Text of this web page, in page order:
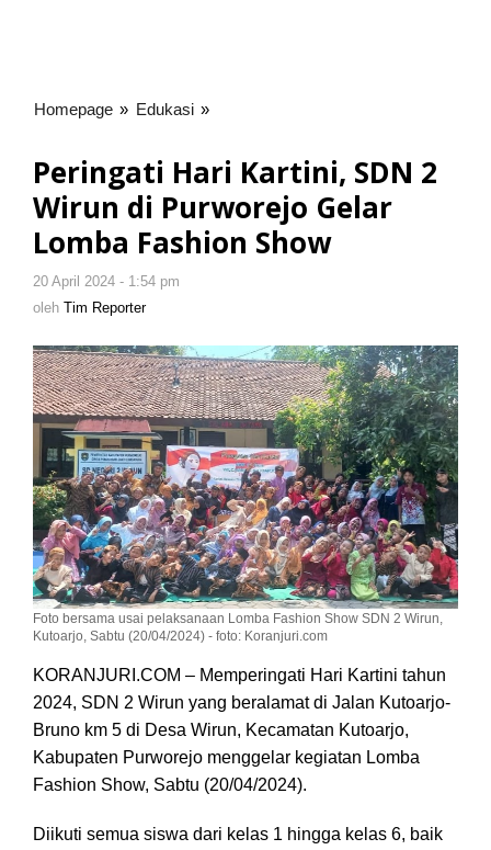
Homepage » Edukasi »
Kartini,
SDN
2
di
Fashion
Show
Peringati Hari Kartini, SDN 2
Wirun di Purworejo Gelar
Lomba Fashion Show
20 April 2024 - 1:54 pm
oleh Tim Reporter
Foto bersama usai pelaksanaan Lomba Fashion Show SDN 2 Wirun,
Kutoarjo, Sabtu (20/04/2024) - foto: Koranjuri.com
KORANJURI.COM – Memperingati Hari Kartini tahun
2024, SDN 2 Wirun yang beralamat di Jalan Kutoarjo-
Bruno km 5 di Desa Wirun, Kecamatan Kutoarjo,
Kabupaten Purworejo menggelar kegiatan Lomba
Fashion Show, Sabtu (20/04/2024).
Diikuti semua siswa dari kelas 1 hingga kelas 6, baik